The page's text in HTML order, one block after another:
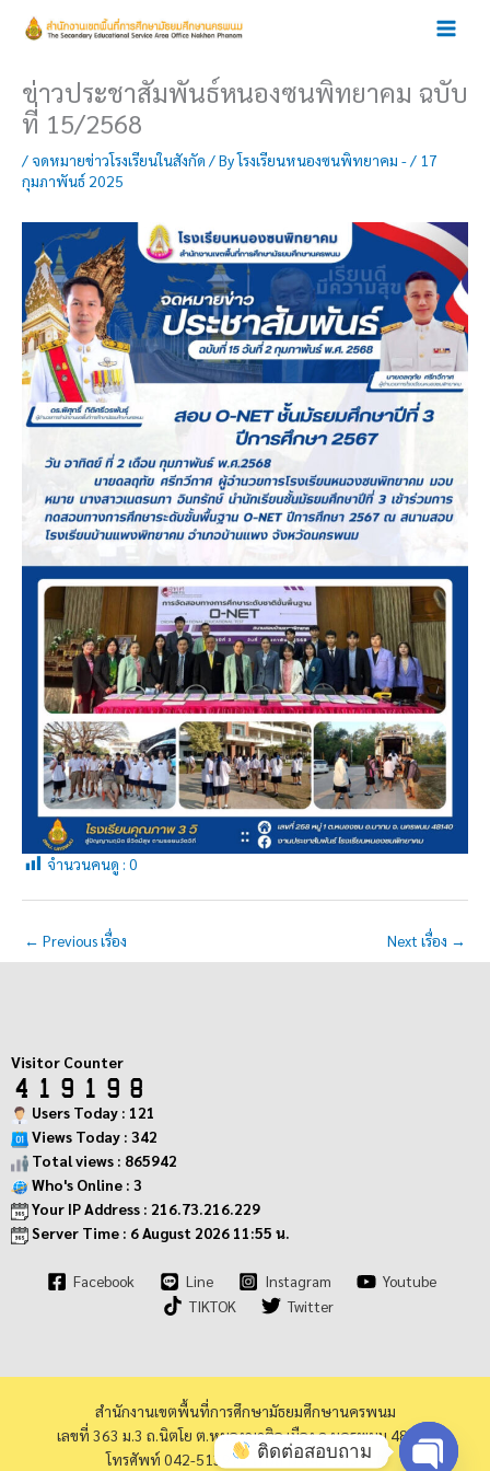
ข่าวประชาสัมพันธ์หนองซนพิทยาคม ฉบับ
ที่ 15/2568
/จดหมายข่าวโรงเรียนในสังกัด / Byโรงเรียนหนองซนพิทยาคม -/ 17
กุมภาพันธ์ 2025
จำนวนคนดู : 0
← Previous เรื่อง Next เรื่อง →
Visitor Counter
Users Today : 121
Views Today : 342
Total views : 865942
Who's Online : 3
Your IP Address : 216.73.216.229
Server Time : 6 August 2026 11:55 น.
Facebook Line Instagram
Youtube
TIKTOK
Twitter
สำนักงานเขตพื้นที่การศึกษามัธยมศึกษานครพนม
เลขที่ 363 ม.3 ถ.นิตโย ต.หนองญาติอ.เมือง จ.นครพนม 48000
โทรศัพท์ 042-513973 โทรสาร 042-513940
ติดต่อสอบถาม